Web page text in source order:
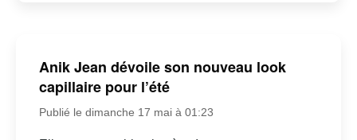
Anik Jean dévoile son nouveau look
capillaire pour l’été
Publié le dimanche 17 mai à 01:23